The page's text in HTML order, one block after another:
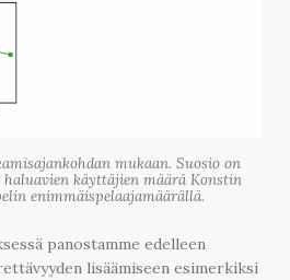
mukaan. Suosio on
käyttäjien määrä Konstin
enimmäispelaajamäärällä.
panostamme edelleen
lisäämiseen esimerkiksi